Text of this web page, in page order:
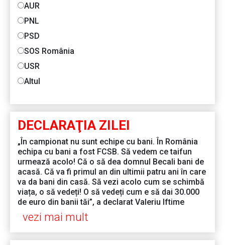
AUR
PNL
PSD
SOS România
USR
Altul
DECLARAŢIA ZILEI
„În campionat nu sunt echipe cu bani. În România
echipa cu bani a fost FCSB. Să vedem ce taifun
urmează acolo! Că o să dea domnul Becali bani de
acasă. Că va fi primul an din ultimii patru ani în care
va da bani din casă. Să vezi acolo cum se schimbă
viața, o să vedeți! O să vedeți cum e să dai 30.000
de euro din banii tăi”, a declarat Valeriu Iftime
vezi mai mult